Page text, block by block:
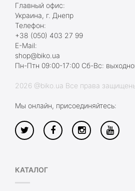
Главный офис:
Украина, г. Днепр
Телефон:
+38 (050) 403 27 99
E-Mail:
shop@biko.ua
Пн-Птн 09:00-17:00 Сб-Вс:
2026 @biko.ua Все права
Мы онлайн, присоединяйтесь:
КАТАЛОГ